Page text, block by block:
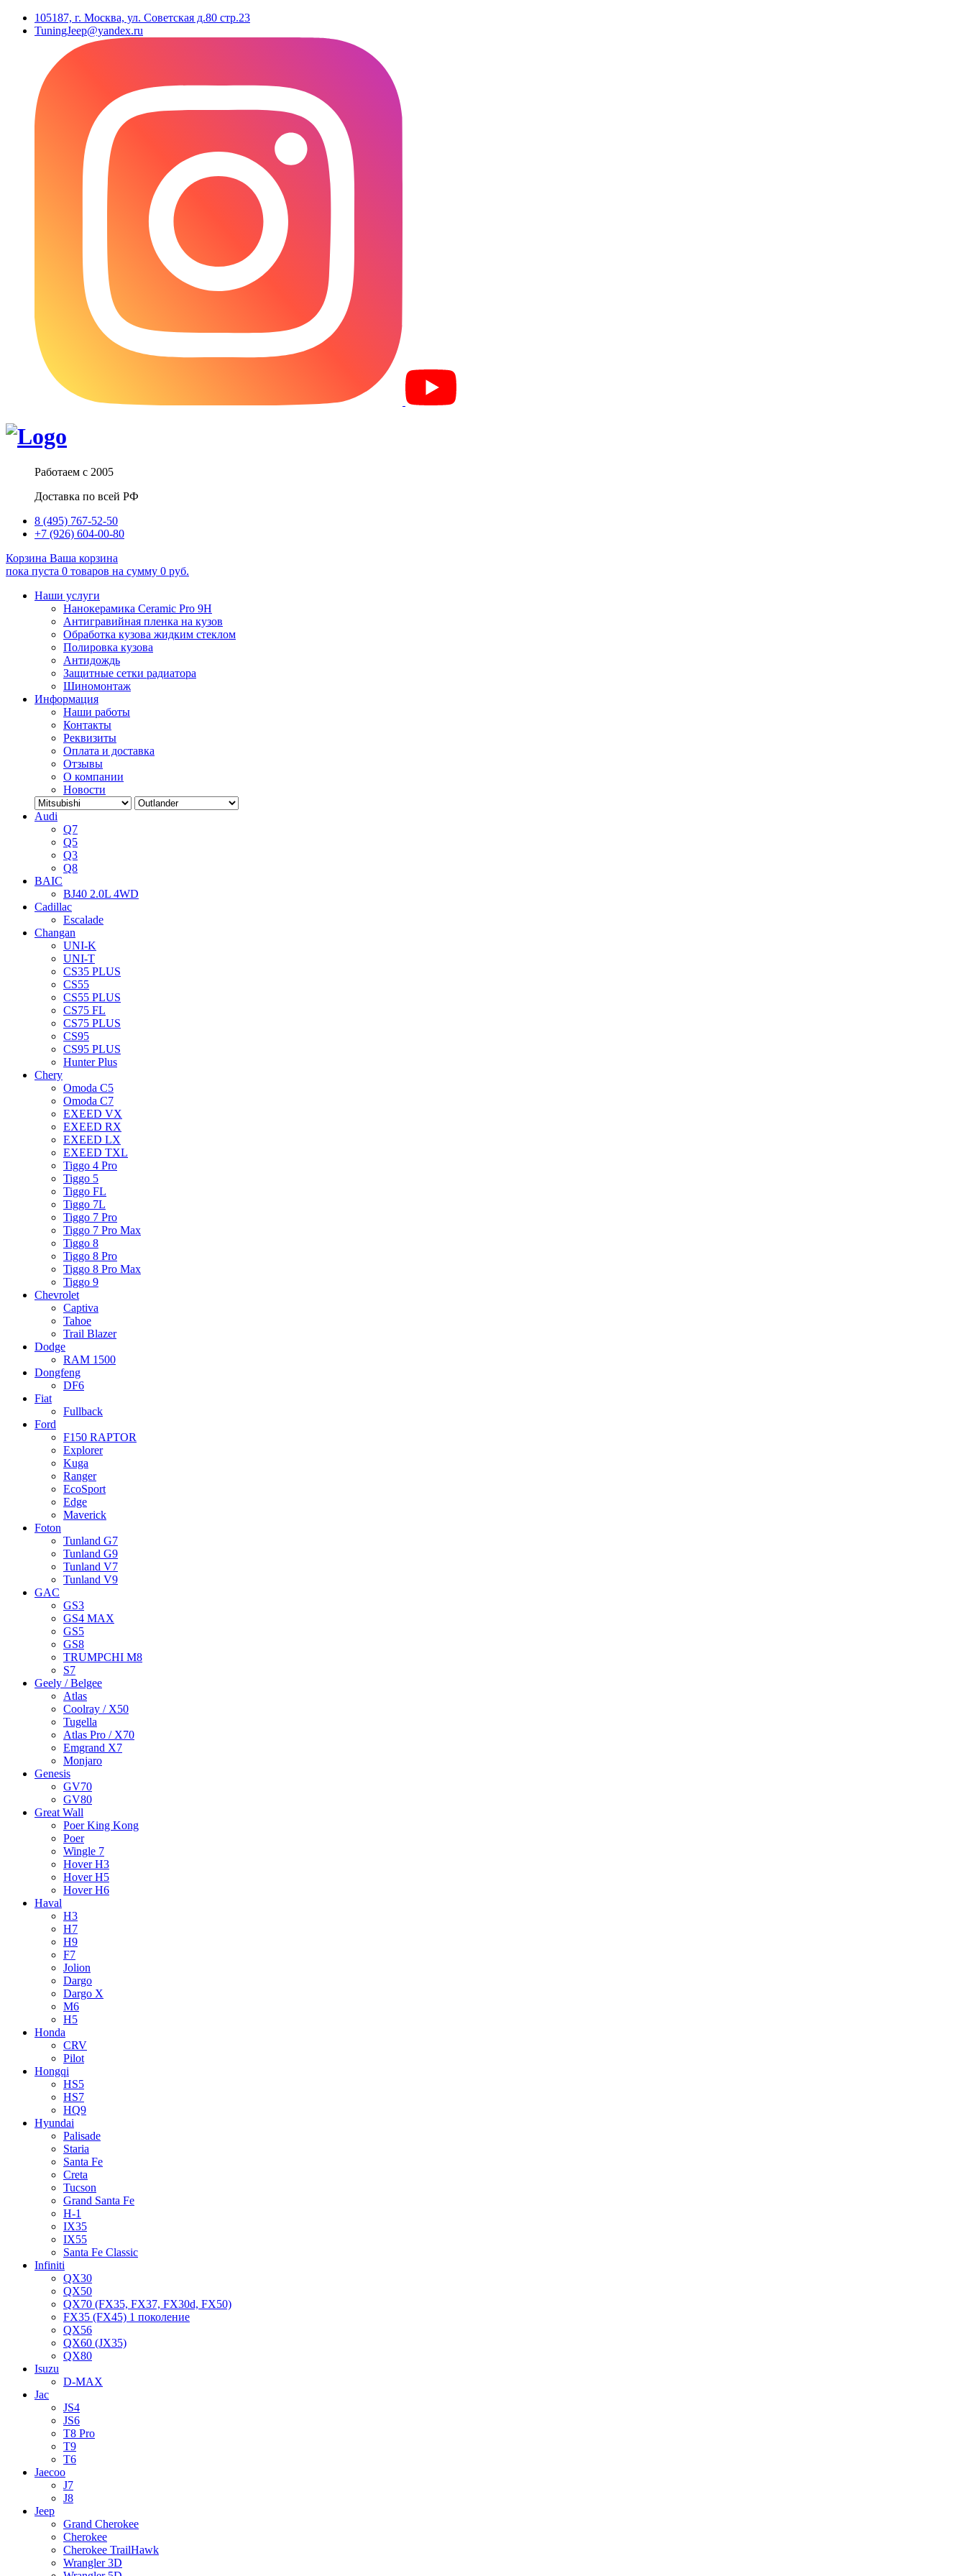
105187, г. Москва, ул. Советская д.80 стр.23
TuningJeep@yandex.ru
Работаем с 2005
Доставка по всей РФ
8 (495) 767-52-50
+7 (926) 604-00-80
Корзина Ваша корзина
пока пуста 0 товаров на сумму 0 руб.
Наши услуги
Нанокерамика Ceramic Pro 9H
Антигравийная пленка на кузов
Обработка кузова жидким стеклом
Полировка кузова
Антидождь
Защитные сетки радиатора
Шиномонтаж
Информация
Наши работы
Контакты
Реквизиты
Оплата и доставка
Отзывы
О компании
Новости
Audi
Q7
Q5
Q3
Q8
BAIC
BJ40 2.0L 4WD
Cadillac
Escalade
Changan
UNI-K
UNI-T
CS35 PLUS
CS55
CS55 PLUS
CS75 FL
CS75 PLUS
CS95
CS95 PLUS
Hunter Plus
Chery
Omoda C5
Omoda C7
EXEED VX
EXEED RX
EXEED LX
EXEED TXL
Tiggo 4 Pro
Tiggo 5
Tiggo FL
Tiggo 7L
Tiggo 7 Pro
Tiggo 7 Pro Max
Tiggo 8
Tiggo 8 Pro
Tiggo 8 Pro Max
Tiggo 9
Chevrolet
Captiva
Tahoe
Trail Blazer
Dodge
RAM 1500
Dongfeng
DF6
Fiat
Fullback
Ford
F150 RAPTOR
Explorer
Kuga
Ranger
EcoSport
Edge
Maverick
Foton
Tunland G7
Tunland G9
Tunland V7
Tunland V9
GAC
GS3
GS4 MAX
GS5
GS8
TRUMPCHI M8
S7
Geely / Belgee
Atlas
Coolray / X50
Tugella
Atlas Pro / X70
Emgrand X7
Monjaro
Genesis
GV70
GV80
Great Wall
Poer King Kong
Poer
Wingle 7
Hover H3
Hover H5
Hover H6
Haval
H3
H7
H9
F7
Jolion
Dargo
Dargo X
M6
H5
Honda
CRV
Pilot
Hongqi
HS5
HS7
HQ9
Hyundai
Palisade
Staria
Santa Fe
Creta
Tucson
Grand Santa Fe
H-1
IX35
IX55
Santa Fe Classic
Infiniti
QX30
QX50
QX70 (FX35, FX37, FX30d, FX50)
FX35 (FX45) 1 поколение
QX56
QX60 (JX35)
QX80
Isuzu
D-MAX
Jac
JS4
JS6
T8 Pro
T9
T6
Jaecoo
J7
J8
Jeep
Grand Cherokee
Cherokee
Cherokee TrailHawk
Wrangler 3D